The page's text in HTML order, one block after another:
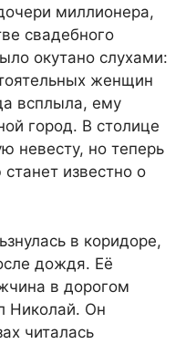
миллионера,
свадебного
окутано слухами:
женщин
всплыла, ему
город. В столице
невесту, но теперь
известно о
в коридоре,
дождя. Её
в дорогом
Николай. Он
читалась